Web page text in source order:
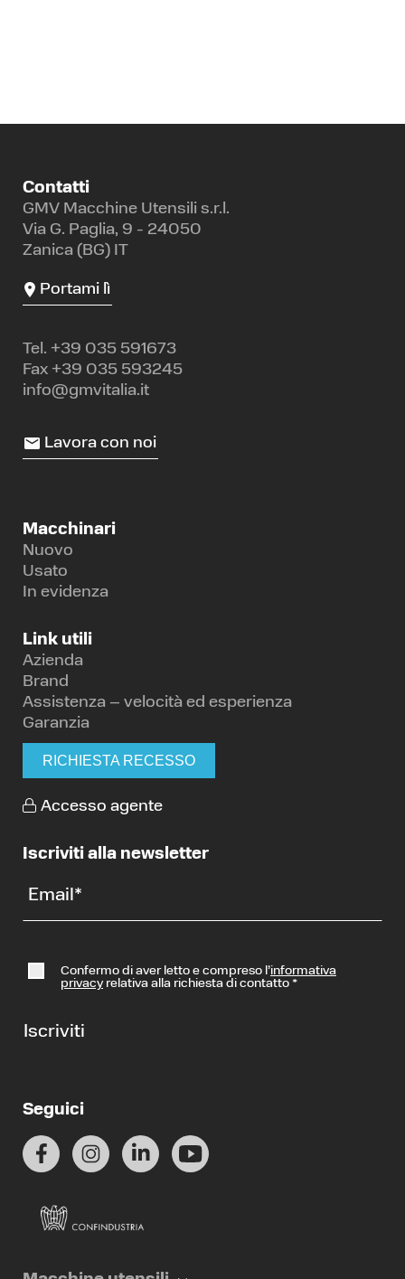
Contatti
GMV Macchine Utensili s.r.l.
Via G. Paglia, 9 - 24050
Zanica (BG) IT
Portami lì
Tel. +39 035 591673
Fax +39 035 593245
info@gmvitalia.it
Lavora con noi
Macchinari
Nuovo
Usato
In evidenza
Link utili
Azienda
Brand
Assistenza – velocità ed esperienza
Garanzia
RICHIESTA RECESSO
Accesso agente
Iscriviti alla newsletter
Email*
Confermo di aver letto e compreso l’informativa
privacyrelativa alla richiesta di contatto *
Iscriviti
Seguici